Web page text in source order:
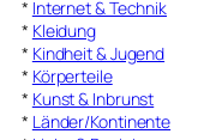
* Internet & Technik
* Kleidung
* Kindheit & Jugend
* Körperteile
* Kunst & Inbrunst
* Länder/Kontinente